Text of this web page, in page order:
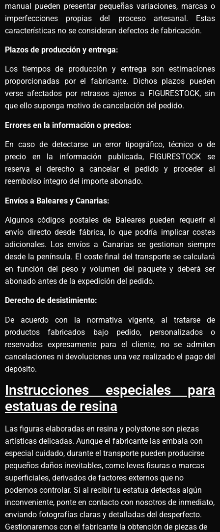
manual pueden presentar pequeñas variaciones, marcas o
imperfecciones propias del proceso artesanal. Estas
características no se consideran defectos de fabricación.
Plazos de producción y entrega:
Los tiempos de producción y entrega son estimaciones
proporcionadas por el fabricante. Dichos plazos pueden
verse afectados por retrasos ajenos a FIGURESTOCK, sin
que ello suponga motivo de cancelación del pedido.
Errores en la información o precios:
En caso de detectarse un error tipográfico, técnico o de
precio en la información publicada, FIGURESTOCK se
reserva el derecho a cancelar el pedido y proceder al
reembolso íntegro del importe abonado.
Envíos a Baleares y Canarias:
Algunos códigos postales de Baleares pueden requerir el
envío directo desde fábrica, lo que podría implicar costes
adicionales. Los envíos a Canarias se gestionan siempre
desde la península. El coste final del transporte se calculará
en función del peso y volumen del paquete y deberá ser
abonado antes de la expedición del pedido.
Derecho de desistimiento:
De acuerdo con la normativa vigente, al tratarse de
productos fabricados bajo pedido, personalizados o
reservados expresamente para el cliente, no se admiten
cancelaciones ni devoluciones una vez realizado el pago del
depósito.
Instrucciones especiales para
estatuas de resina
Las figuras elaboradas en resina y polystone son piezas
artísticas delicadas. Aunque el fabricante las embala con
especial cuidado, durante el transporte pueden producirse
pequeños daños inevitables, como leves fisuras o marcas
superficiales, derivados de factores externos que no
podemos controlar. Si al recibir tu estatua detectas algún
inconveniente, ponte en contacto con nosotros de inmediato,
enviando fotografías claras y detalladas del desperfecto.
Gestionaremos con el fabricante la obtención de piezas de